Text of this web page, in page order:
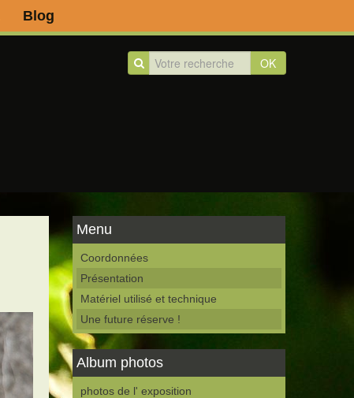
Blog
OK
Menu
Coordonnées
Présentation
Matériel utilisé et technique
Une future réserve !
Album photos
photos de l' exposition